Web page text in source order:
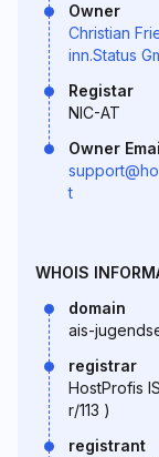
Owner
Christian
inn.Status
Registar
NIC-AT
Owner
t
WHOIS
domain
ais-
registrar
HostProfis
r/113 )
registrant